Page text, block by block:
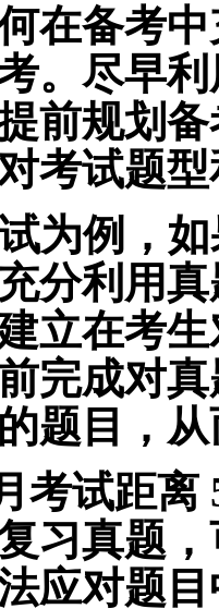
在备考
。 尽早
前规划
考试题
为例，
分利用
立在考
完成对
题目，
考试距
习真题
应对题